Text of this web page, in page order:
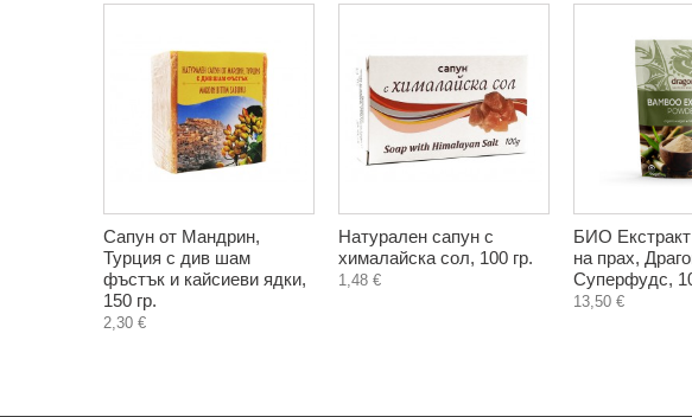
Сапун от Мандрин,
Турция с див шам
фъстък и кайсиеви ядки,
150 гр.
2,30 €
Натурален сапун с
хималайска сол, 100 гр.
1,48 €
БИО
на прах,
Суперфудс,
13,50 €